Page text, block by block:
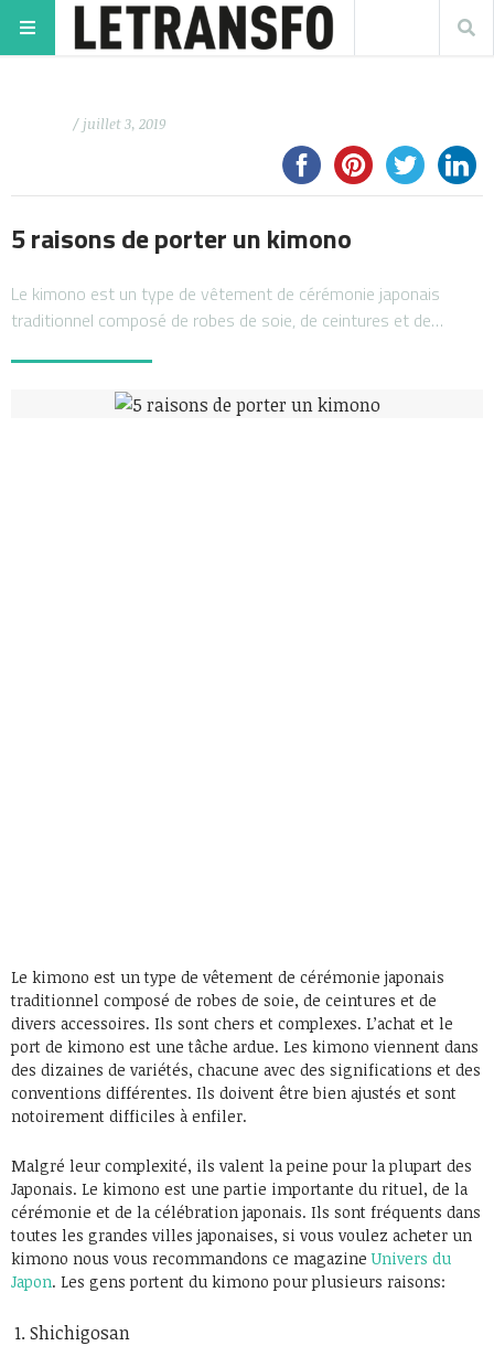
/ juillet 3, 2019
5 raisons de porter un kimono
Le kimono est un type de vêtement de cérémonie japonais
traditionnel composé de robes de soie, de ceintures et de…
Le kimono est un type de vêtement de cérémonie japonais
traditionnel composé de robes de soie, de ceintures et de
divers accessoires. Ils sont chers et complexes. L’achat et le
port de kimono est une tâche ardue. Les kimono viennent dans
des dizaines de variétés, chacune avec des significations et des
conventions différentes. Ils doivent être bien ajustés et sont
notoirement difficiles à enfiler.
Malgré leur complexité, ils valent la peine pour la plupart des
Japonais. Le kimono est une partie importante du rituel, de la
cérémonie et de la célébration japonais. Ils sont fréquents dans
toutes les grandes villes japonaises, si vous voulez acheter un
kimono nous vous recommandons ce magazineUnivers du
Japon. Les gens portent du kimono pour plusieurs raisons:
Shichigosan